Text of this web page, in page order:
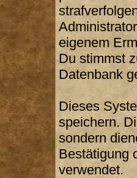
eigenem
Du stimmst
Datenbank
Dieses
speichern.
sondern
Bestätigung
verwendet.